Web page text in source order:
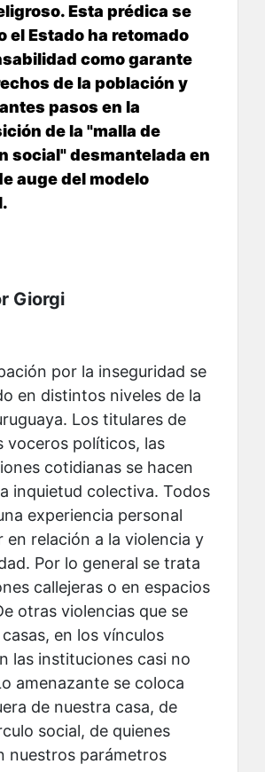
Esta prédica se
el Estado ha retomado
como garante
de la población y
pasos en la
de la "malla de
social" desmantelada en
auge del modelo
Giorgi
por la inseguridad se
en distintos niveles de la
Los titulares de
voceros políticos, las
cotidianas se hacen
inquietud colectiva. Todos
experiencia personal
en relación a la violencia y
Por lo general se trata
callejeras o en espacios
otras violencias que se
en los vínculos
las instituciones casi no
amenazante se coloca
de nuestra casa, de
social, de quienes
nuestros parámetros